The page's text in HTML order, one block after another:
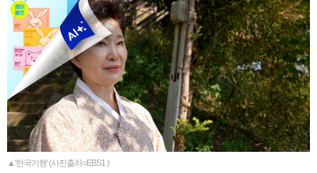
▲'한국기행' (사진출처=EBS1 )